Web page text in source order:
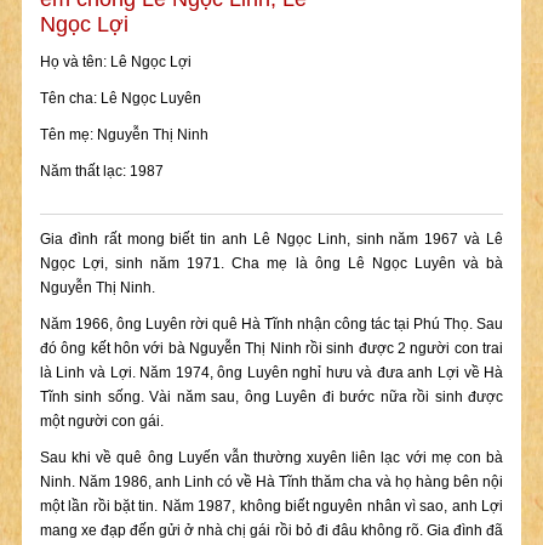
Ngọc Lợi
Họ và tên: Lê Ngọc Lợi
Tên cha: Lê Ngọc Luyên
Tên mẹ: Nguyễn Thị Ninh
Năm thất lạc: 1987
Gia đình rất mong biết tin anh Lê Ngọc Linh, sinh năm 1967 và Lê
Ngọc Lợi, sinh năm 1971. Cha mẹ là ông Lê Ngọc Luyên và bà
Nguyễn Thị Ninh.
Năm 1966, ông Luyên rời quê Hà Tĩnh nhận công tác tại Phú Thọ. Sau
đó ông kết hôn với bà Nguyễn Thị Ninh rồi sinh được 2 người con trai
là Linh và Lợi. Năm 1974, ông Luyên nghỉ hưu và đưa anh Lợi về Hà
Tĩnh sinh sống. Vài năm sau, ông Luyên đi bước nữa rồi sinh được
một người con gái.
Sau khi về quê ông Luyến vẫn thường xuyên liên lạc với mẹ con bà
Ninh. Năm 1986, anh Linh có về Hà Tĩnh thăm cha và họ hàng bên nội
một lần rồi bặt tin. Năm 1987, không biết nguyên nhân vì sao, anh Lợi
mang xe đạp đến gửi ở nhà chị gái rồi bỏ đi đâu không rõ. Gia đình đã